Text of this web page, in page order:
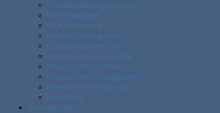
Оборудование мясного цеха
Цех при магазине
Мини производства
Буфетное оборудование
Оборудование для бара
Оборудование для кофейни
Оборудование столовой
Посудомоечное оборудование
Нейтральное оборудование
БУ и Уценка
Хранение товара